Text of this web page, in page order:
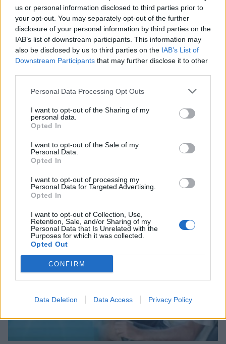
us or personal information disclosed to third parties prior to
your opt-out. You may separately opt-out of the further
disclosure of your personal information by third parties on the
IAB’s list of downstream participants. This information may
also be disclosed by us to third parties on the IAB’s List of
Downstream Participants that may further disclose it to other
Personal Data Processing Opt Outs
I want to opt-out of the Sharing of my
personal data.
Opted In
I want to opt-out of the Sale of my
Personal Data.
Opted In
I want to opt-out of processing my
Personal Data for Targeted Advertising.
Opted In
I want to opt-out of Collection, Use,
Retention, Sale, and/or Sharing of my
Personal Data that Is Unrelated with the
Purposes for which it was collected.
Opted Out
CONFIRM
Data Deletion Data Access Privacy Policy
Θλίψη στην Πάτρα: Πέθανε στο Νοσοκομείο
«Άγιος Ανδρέας» βρέφος μόλις 8 ημερών
08/08/2026 09:34